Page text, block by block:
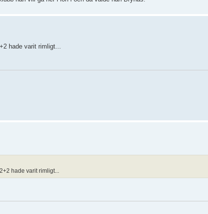
hade varit rimligt...
hade varit rimligt...